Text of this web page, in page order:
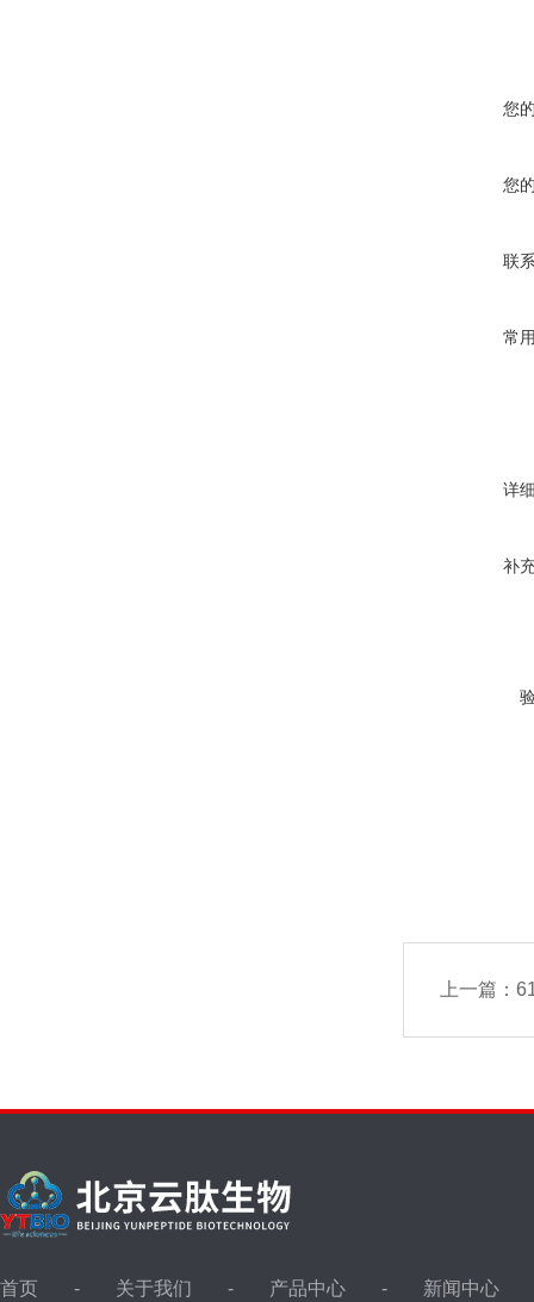
您
您
联
常
详
补
上一篇：
首页 关于我们 产品中心 新闻中心